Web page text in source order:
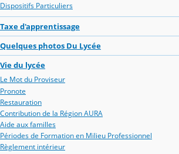
Dispositifs Particuliers
Taxe d'apprentissage
Quelques photos Du Lycée
Vie du lycée
Le Mot du Proviseur
Pronote
Restauration
Contribution de la Région AURA
Aide aux familles
Périodes de Formation en Milieu Professionnel
Règlement intérieur